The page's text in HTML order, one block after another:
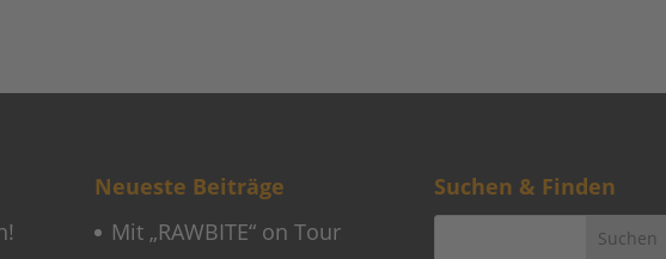
Neueste Beiträge
Mit „RAWBITE“ on Tour
Suchen & Finden